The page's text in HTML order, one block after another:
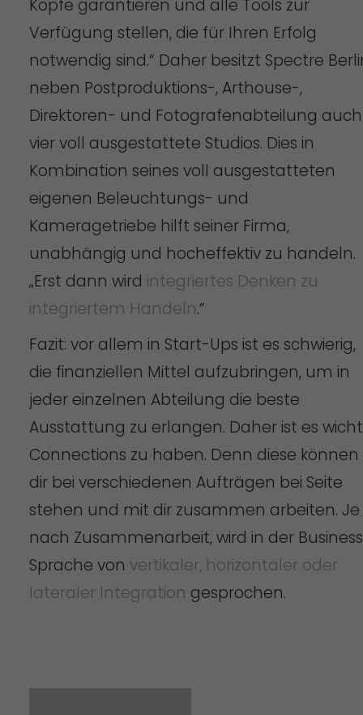
Köpfe garantieren und alle Tools zur
Verfügung stellen, die für Ihren Erfolg
notwendig sind.“ Daher besitzt Spectre
neben Postproduktions-, Arthouse-,
Direktoren- und Fotografenabteilung auch
vier voll ausgestattete Studios. Dies in
Kombination seines voll ausgestatteten
eigenen Beleuchtungs- und
Kameragetriebe hilft seiner Firma,
unabhängig und hocheffektiv zu handeln.
„Erst dann wird integriertes Denken zu
integriertem Handeln.“
Fazit: vor allem in Start-Ups ist es schwierig,
die finanziellen Mittel aufzubringen, um in
jeder einzelnen Abteilung die beste
Ausstattung zu erlangen. Daher ist es
Connections zu haben. Denn diese können
dir bei verschiedenen Aufträgen bei Seite
stehen und mit dir zusammen arbeiten. Je
nach Zusammenarbeit, wird in der Business
Sprache von vertikaler, horizontaler oder
lateraler Integration gesprochen.